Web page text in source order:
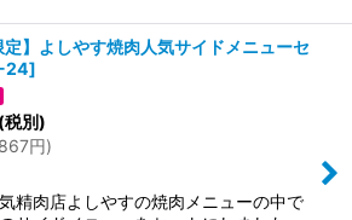
定】よしやす焼肉人気サイドメニューセ
24]
(税別)
円)
精肉店よしやすの焼肉メニューの中で